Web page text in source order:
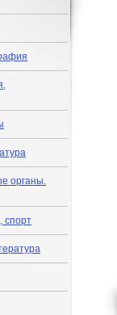
органы.
спорт